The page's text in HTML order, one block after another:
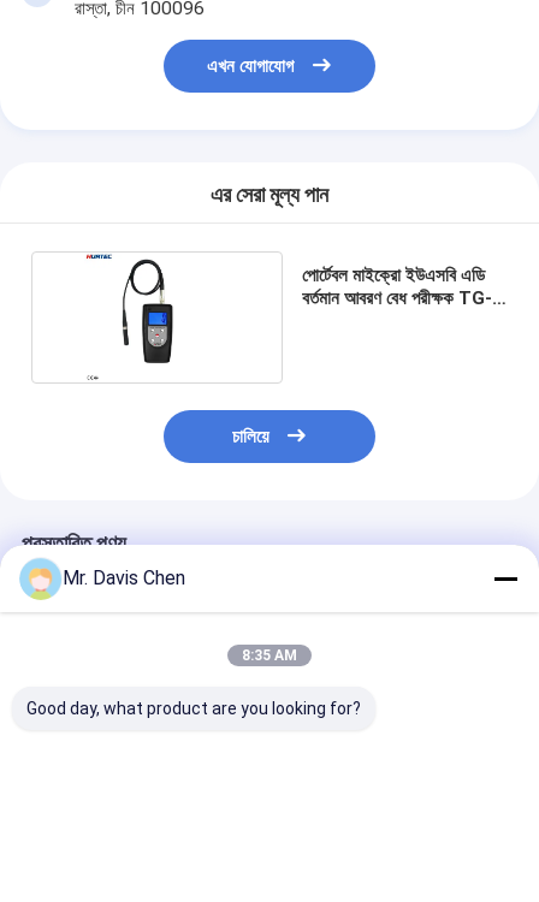
রাস্তা, চীন 100096
এখন যোগাযোগ
এর সেরা মূল্য পান
পোর্টেবল মাইক্রো ইউএসবি এডি
বর্তমান আবরণ বেধ পরীক্ষক TG-
চালিয়ে
প্রস্তাবিত পণ্য
Mr. Davis Chen
8:35 AM
Good day, what product are you looking for?